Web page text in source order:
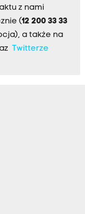
z nami
(12 200 33 33
a także na
Twitterze